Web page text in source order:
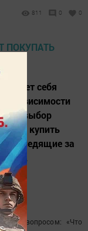
811 0 0
себя
в зависимости
выбор
цене купить
следящие за
вопросом: «Что